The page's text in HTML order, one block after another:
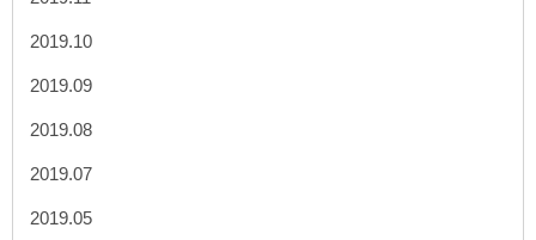
2019.10
2019.09
2019.08
2019.07
2019.05